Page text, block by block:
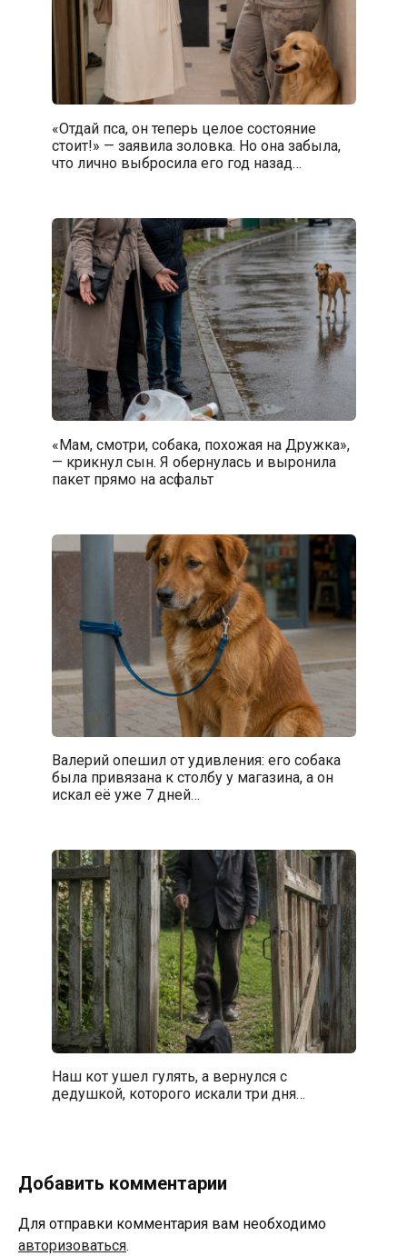
«Отдай пса, он теперь целое состояние
стоит!» — заявила золовка. Но она забыла,
что лично выбросила его год назад…
«Мам, смотри, собака, похожая на Дружка»,
— крикнул сын. Я обернулась и выронила
пакет прямо на асфальт
Валерий опешил от удивления: его собака
была привязана к столбу у магазина, а он
искал её уже 7 дней…
Наш кот ушел гулять, а вернулся с
дедушкой, которого искали три дня…
Добавить комментарии
Для отправки комментария вам необходимо
авторизоваться.